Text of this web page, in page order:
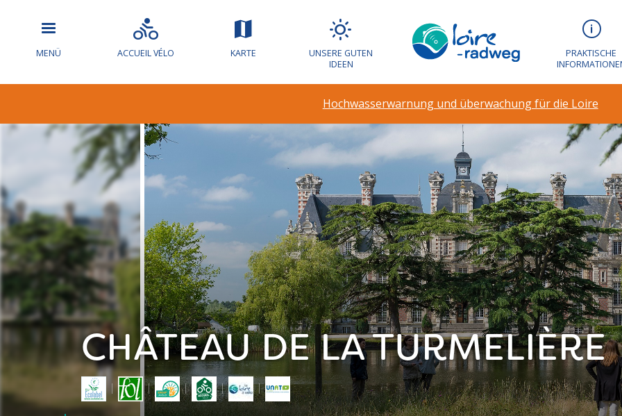
MENÜ ACCUEIL VÉLO KARTE
UNSERE GUTEN
IDEEN
PRAKTISCHE
Hochwasserwarnung und überwachung für die Loire
CHÂTEAU DE LA TURMELIÈRE